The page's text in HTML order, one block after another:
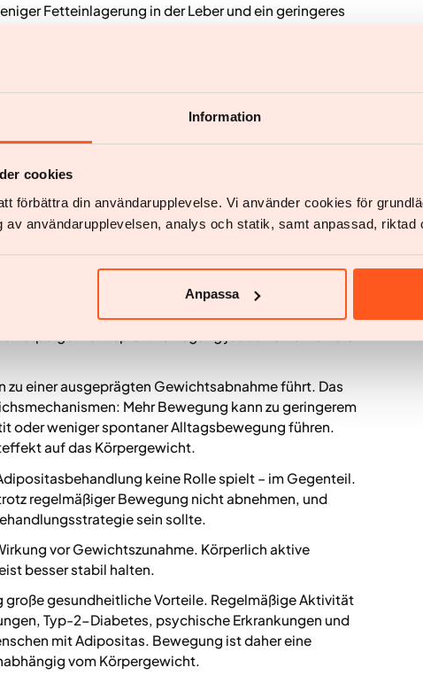
Information
cookies
förbättra din användarupplevelse. Vi använder cookies för
av användarupplevelsen, analys och statik, samt anpassad, riktad
Anpassa
Fetteinlagerung in der Leber und ein geringeres
außerdem über besseren Schlaf, mehr Energie
sondern dem Körper bessere Voraussetzungen zu
oft lange, bevor sich große Veränderungen auf der
ist, entwickelt keine
allein vor Adipositas schützt oder sie behandelt. Doch
für die Gesundheit insgesamt. Sie stärkt
die Muskelmasse und wirkt sich positiv auf die
Körpergewicht spielt Bewegung jedoch eine kleinere
zu einer ausgeprägten Gewichtsabnahme führt. Das
Mehr Bewegung kann zu geringerem
oder weniger spontaner Alltagsbewegung führen.
auf das Körpergewicht.
keine Rolle spielt – im Gegenteil.
regelmäßiger Bewegung nicht abnehmen, und
sein sollte.
vor Gewichtszunahme. Körperlich aktive
besser stabil halten.
gesundheitliche Vorteile. Regelmäßige Aktivität
Typ-2-Diabetes, psychische Erkrankungen und
mit Adipositas. Bewegung ist daher eine
vom Körpergewicht.